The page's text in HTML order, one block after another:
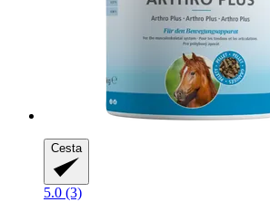
Cesta
5.0 (3)